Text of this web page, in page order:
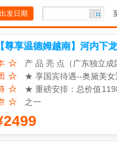
出发日期
【尊享温德姆越南】河内下
5天游
产 品 亮 点（广东独立
★ 享国宾待遇--奥黛美女
★ 重磅安排：总价值
之一
★ 赠送：价值108元/人
★ 五彩斑斓的欧洲小镇
拍都很出片；